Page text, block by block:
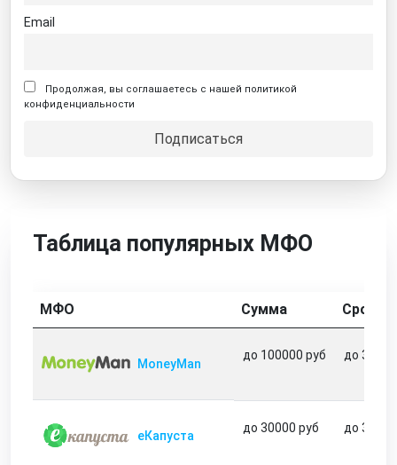
Email
Продолжая, вы соглашаетесь с нашей политикой
конфиденциальности
Таблица популярных МФО
МФО Сумма Срок
MoneyMan
до 100000 руб до 365
еКапуста
до 30000 руб до 31